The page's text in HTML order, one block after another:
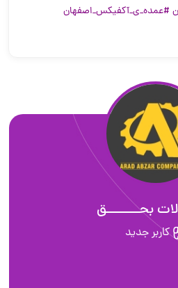
#عمده_ی_آکفیکس_اصفهان
بحــــــــق
کاربر جدید